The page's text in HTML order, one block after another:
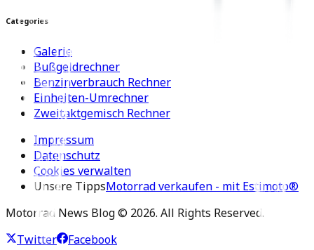
Categories
Galerie
Bußgeldrechner
Benzinverbrauch Rechner
Einheiten-Umrechner
Zweitaktgemisch Rechner
Impressum
Datenschutz
Cookies verwalten
Unsere TippsMotorrad verkaufen - mit Estimoto®
Motorrad News Blog © 2026. All Rights Reserved.
Twitter
Facebook